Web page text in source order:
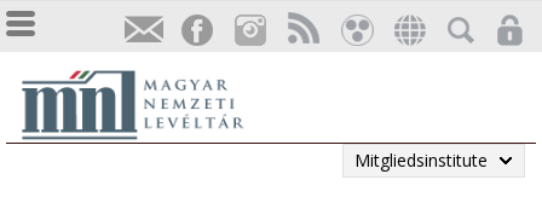
Mitgliedsinstitute